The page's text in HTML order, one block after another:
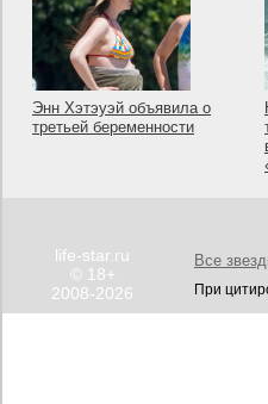
Энн Хэтэуэй объявила о
третьей беременности
life-star.ru
© 18+
2008-2026
Все
При